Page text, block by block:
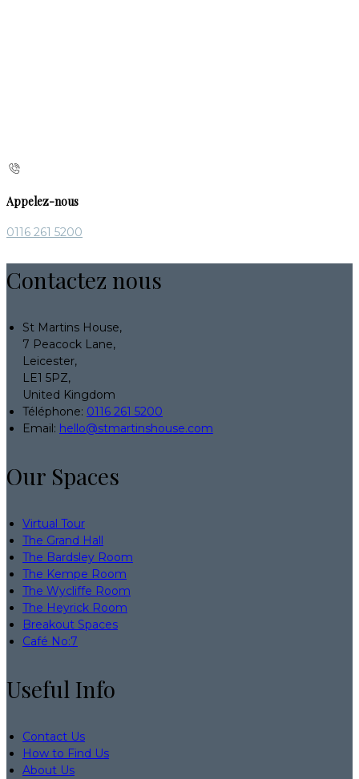
Appelez-nous
0116 261 5200
Contactez nous
St Martins House,
7 Peacock Lane,
Leicester,
LE1 5PZ,
United Kingdom
Téléphone: 0116 261 5200
Email: hello@stmartinshouse.com
Our Spaces
Virtual Tour
The Grand Hall
The Bardsley Room
The Kempe Room
The Wycliffe Room
The Heyrick Room
Breakout Spaces
Café No:7
Useful Info
Contact Us
How to Find Us
About Us